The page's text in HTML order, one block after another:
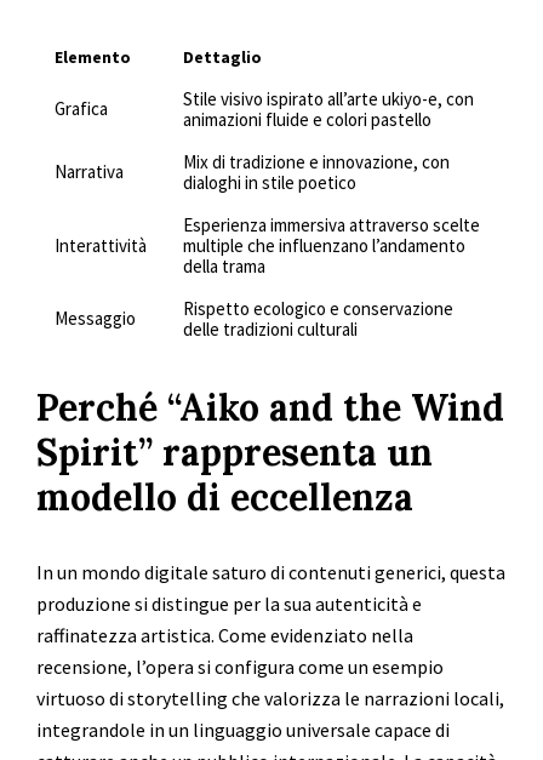
Elemento Dettaglio
Grafica
Stile visivo ispirato all’arte ukiyo-e, con
animazioni fluide e colori pastello
Narrativa
Mix di tradizione e innovazione, con
dialoghi in stile poetico
Interattività
Esperienza immersiva attraverso scelte
multiple che influenzano l’andamento
della trama
Messaggio
Rispetto ecologico e conservazione
delle tradizioni culturali
Perché “Aiko and the Wind
Spirit” rappresenta un
modello di eccellenza
In un mondo digitale saturo di contenuti generici, questa
produzione si distingue per la sua autenticità e
raffinatezza artistica. Come evidenziato nella
recensione, l’opera si configura come un esempio
virtuoso di storytelling che valorizza le narrazioni locali,
integrandole in un linguaggio universale capace di